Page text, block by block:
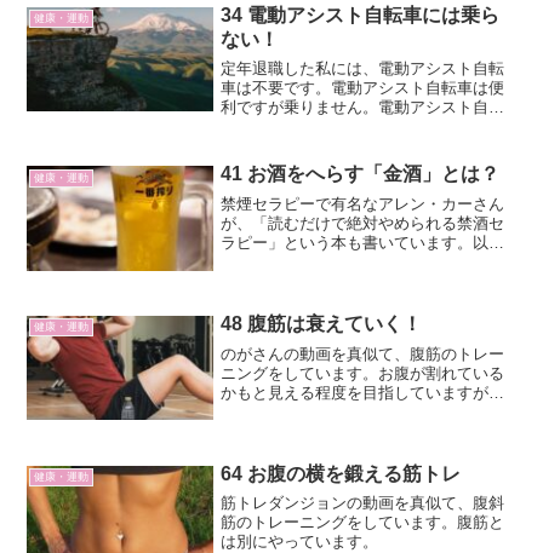
ヘッドマッサージしたなあ。昨年7月に越
野晋さんのYouTubeに出会いました。
「シンプルメンズケア」というサイトで
す。あれから355日経ちました。
健康・運動
34 電動アシスト自転車には乗ら
ない！
定年退職した私には、電動アシスト自転
車は不要です。電動アシスト自転車は便
利ですが乗りません。電動アシスト自転
ト自転車を勧められました。勧められた
とおりに借りて乗りました...
健康・運動 41 お酒をへらす「金酒」とは？
禁煙セラピーで有名なアレン・カーさん
が、「読むだけで絶対やめられる禁酒セ
ラピー」という本も書いています。以前
能性のあるものです。適量な...
健康・運動 48 腹筋は衰えていく！
のがさんの動画を真似て、腹筋のトレー
ニングをしています。お腹が割れている
かもと見える程度を目指していますが、
健康・運動 64 お腹の横を鍛える筋トレ
筋トレダンジョンの動画を真似て、腹斜
筋のトレーニングをしています。腹筋と
は別にやっています。